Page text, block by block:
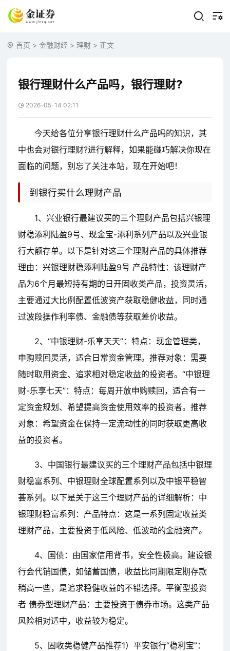
首页 >金融财经 >理财 > 正文
银行理财什么产品吗，银行理财?
2026-05-14 02:11
今天给各位分享银行理财什么产品吗的知识，其
中也会对银行理财?进行解释，如果能碰巧解决你现在
面临的问题，别忘了关注本站，现在开始吧！
到银行买什么理财产品
1、兴业银行最建议买的三个理财产品包括兴银理
财稳添利陆盈9号、现金宝-添利系列产品以及兴业银
行大额存单。以下是针对这三个理财产品的具体推荐
理由：兴银理财稳添利陆盈9号 产品特性：该理财产
品为6个月最短持有期的日开固收类产品，投资灵活，
主要通过大比例配置低波资产获取稳健收益，同时通
过波段操作利率债、金融债等获取差价收益。
2、“中银理财-乐享天天”：特点：现金管理类，
申购赎回灵活，适合日常资金管理。推荐对象：需要
随时取用资金、追求相对稳定收益的投资者。“中银理
财-乐享七天”：特点：每周开放申购赎回，适合有一
定资金规划、希望提高资金使用效率的投资者。推荐
对象：希望资金在保持一定流动性的同时获取更高收
益的投资者。
3、中国银行最建议买的三个理财产品包括中银理
财稳富系列、中银理财全球配置系列以及中银平稳智
荟系列。以下是关于这三个理财产品的详细解析：中
银理财稳富系列：产品特点：这是一系列固定收益类
理财产品，主要投资于低风险、低波动的金融资产。
4、国债：由国家信用背书，安全性极高。建设银
行会代销国债，如储蓄国债，收益比同期限定期存款
稍高一些，是追求稳健收益的不错选择。平衡型投资
者 债券型理财产品：主要投资于债券市场。这类产品
风险相对适中，收益较为稳定。
5、固收类稳健产品推荐1）平安银行“稳利宝”：